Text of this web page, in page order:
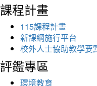
課程計畫
115課程計畫
新課綱施行平台
校外人士協助教學要
評鑑專區
環境教育